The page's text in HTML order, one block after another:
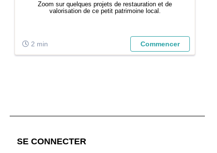
Zoom sur quelques projets de restauration et de
valorisation de ce petit patrimoine local.
2 min Commencer
SE CONNECTER